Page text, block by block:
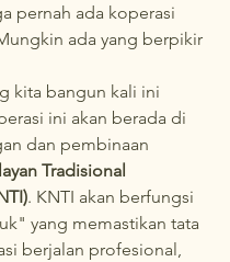
pernah ada koperasi
ada yang berpikir
kita bangun kali ini
ini akan berada di
dan pembinaan
Tradisional
. KNTI akan berfungsi
yang memastikan tata
berjalan profesional,